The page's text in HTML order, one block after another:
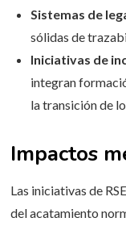
Sistemas de
sólidas de
Iniciativas de
integran
la transición de
Impactos
Las iniciativas de
del acatamiento